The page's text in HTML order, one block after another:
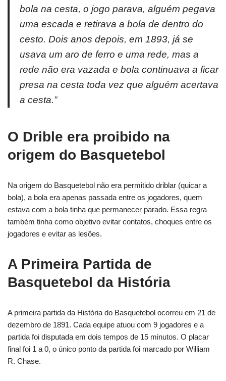
bola na cesta, o jogo parava, alguém pegava
uma escada e retirava a bola de dentro do
cesto. Dois anos depois, em 1893, já se
usava um aro de ferro e uma rede, mas a
rede não era vazada e bola continuava a ficar
presa na cesta toda vez que alguém acertava
a cesta.”
O Drible era proibido na
origem do Basquetebol
Na origem do Basquetebol não era permitido driblar (quicar a
bola), a bola era apenas passada entre os jogadores, quem
estava com a bola tinha que permanecer parado. Essa regra
também tinha como objetivo evitar contatos, choques entre os
jogadores e evitar as lesões.
A Primeira Partida de
Basquetebol da História
A primeira partida da História do Basquetebol ocorreu em 21 de
dezembro de 1891. Cada equipe atuou com 9 jogadores e a
partida foi disputada em dois tempos de 15 minutos. O placar
final foi 1 a 0, o único ponto da partida foi marcado por William
R. Chase.